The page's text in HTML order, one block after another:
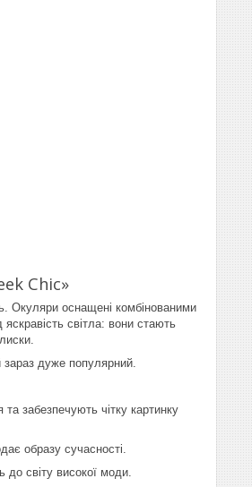
Chic»
Окуляри оснащені комбінованими
світла: вони стають
дуже популярний.
забезпечують чітку картинку
образу сучасності.
світу високої моди.